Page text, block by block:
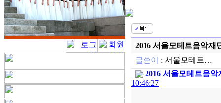
2016 서울모테트음악재
글쓴이
: 서울모테트…
2016 서울모테트음
10:46:27